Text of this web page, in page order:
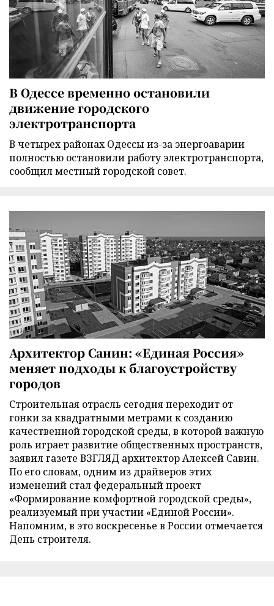
В Одессе временно остановили
движение городского
электротранспорта
В четырех районах Одессы из-за энергоаварии
полностью остановили работу электротранспорта,
сообщил местный городской совет.
Архитектор Санин: «Единая Россия»
меняет подходы к благоустройству
городов
Строительная отрасль сегодня переходит от
гонки за квадратными метрами к созданию
качественной городской среды, в которой важную
роль играет развитие общественных пространств,
заявил газете ВЗГЛЯД архитектор Алексей Савин.
По его словам, одним из драйверов этих
изменений стал федеральный проект
«Формирование комфортной городской среды»,
реализуемый при участии «Единой России».
Напомним, в это воскресенье в России отмечается
День строителя.